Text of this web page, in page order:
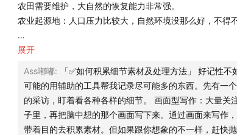
01:29:53如何积累细节素材及处理方法
01:36:57
01:38:24东北是慷慨的
01:41:25溜达可太有意思了
01:46:17前途精算学爱好者
农田需要维护，大自然的恢复能力非常强。
农业起源地：人口压力比较大，自然环境没那么好，不得
「✅小农经济更像是一种“园艺农业”」
人多地少，在有限的土地上投入大量的劳动力，也减少了
诉求：追求土地单位面积的最大产出。
生产过剩 → 农民储蓄 → 经济体内储蓄增加 → 转化为投资
粮食自给自足，也是国家安全战略的一部分。
展开
Ass嘟嘟:
「✅如何积累细节素材及处理方法」 好记性
可能的用辅助的工具帮我记录尽可能多的东西。先有一
的采访，盯着看各种各样的细节。 画面型写作：大量关
子里，再把脑中想的那个画面写下来。通过画面来写作
带着目的去积累素材。但如果跟你想象的不一样，赶快